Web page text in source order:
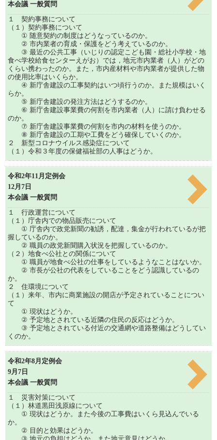
本会議 一般質問
１ 契約事務について
（１）契約事務について
① 随意契約の制度はどうなっているのか。
② 市内業者の育成・保護をどう考えているのか。
③ 最近の公共工事（いじりの認定こども園・総社小学校・地
食べ学校給食センターえがお）では，地元市内業者（人）がどの
くらい携わったのか。また，市内産材料や市内業者が提供した物
の使用比率はいくらか。
④ 新庁舎建設の工事契約はいつ頃行うのか。また規模はいく
らか。
⑤ 新庁舎建設の発注方法はどうするのか。
⑥ 新庁舎建設事業費の何割を市内業者（人）に請け負わせる
のか。
⑦ 新庁舎建設事業費の何割を市内の材料を使うのか。
⑧ 新庁舎建設の工期や工費をどう確保していくのか。
２ 新型コロナウイルス感染症について
（１）令和３年度の保健福祉部の人事はどうか。
令和2年11月定例会
12月7日
本会議 一般質問
１ 行政運営について
（１）庁舎内での物品販売について
① 庁舎内で政党新聞の勧誘，配達，集金が行われているが把
握しているのか。
② 職員の政党新聞購入状況を把握しているのか。
（２）地食べ公社との関係について
① 職員が地食べ公社の仕事をしているようなことはないか。
② 市長が公社の代表をしていることをどう認識しているの
か。
２ 住環境について
（１）来年、市内に商業施設の開店が予定されていることについ
て
① 現状はどうか。
② 予定地とされている近隣の住民の反応はどうか。
③ 予定地とされている付近の交通網や道路整備はどうしてい
くのか。
令和2年8月定例会
9月7日
本会議 一般質問
１ 災害対策について
（１）林道黒田浅原線について
① 現状はどうか。また今後の工事費はいくら見込んでいる
か。
② 目的と効果はどうか。